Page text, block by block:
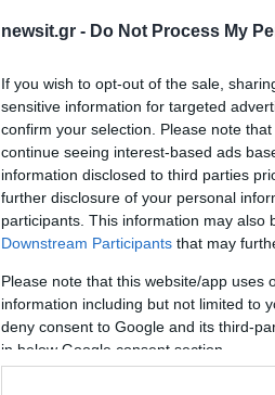
newsit.gr - Do Not Process My
If you wish to opt-out of the sale,
sensitive information for targeted
confirm your selection. Please note
continue seeing interest-based ads
information disclosed to third parties
further disclosure of your personal
participants. This information may also
Downstream Participants that may
Please note that this website/app
information including but not limited to
deny consent to Google and its third-
in below Google consent section.